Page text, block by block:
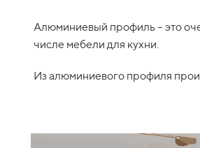
Алюминиевый профиль – это
числе мебели для кухни.
Из алюминиевого профиля